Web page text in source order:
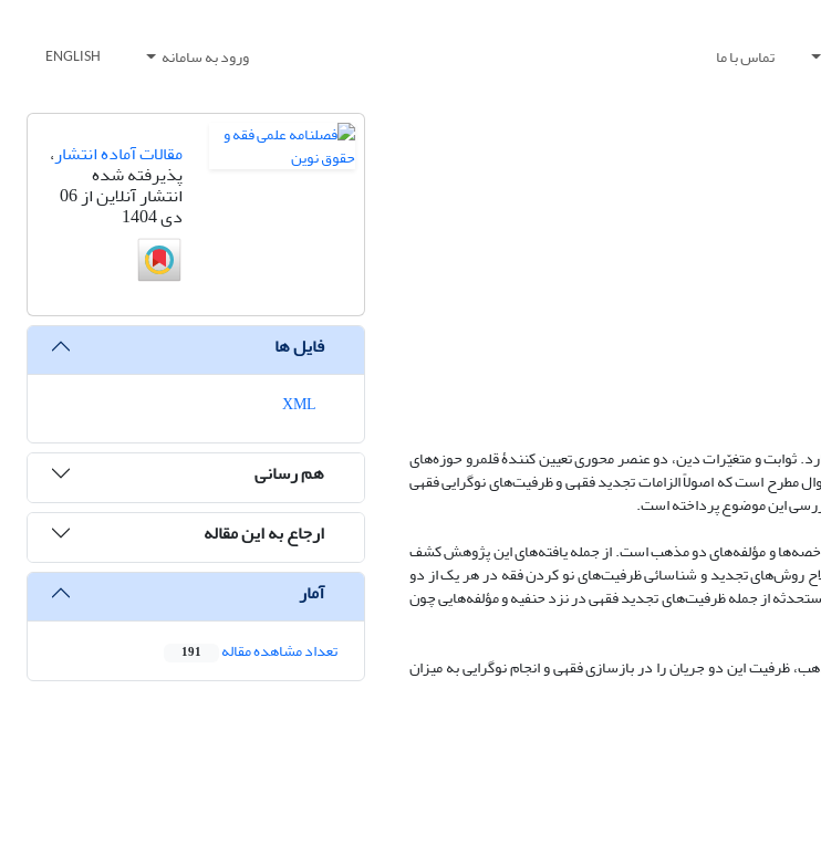
تماس با ما ورود به سامانه ENGLISH
ثوابت و متغیّرات دین، دو عنصر محوری تعیین کنندۀ قلمرو حوزه‌های
مطرح است که اصولاً الزامات تجدید فقهی و ظرفیت‌های نوگرایی فقهی
این موضوع پرداخته است.
و مؤلفه‌های دو مذهب است. از جمله یافته‌های این پژوهش کشف
روش‌های تجدید و شناسائی ظرفیت‌های نو کردن فقه در هر یک از دو
از جمله ظرفیت‌های تجدید فقهی در نزد حنفیه و مؤلفه‌هایی چون
ظرفیت این دو جریان را در بازسازی فقهی و انجام نوگرایی به میزان
مقالات آماده انتشار،
پذیرفته شده
انتشار آنلاین از 06
دی 1404
فایل ها
هم رسانی
ارجاع به این مقاله
آمار
تعداد مشاهده مقاله 191